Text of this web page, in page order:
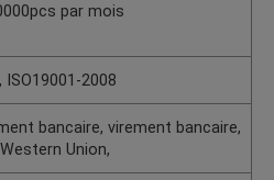
par mois
ISO19001-2008
bancaire, virement bancaire,
Union,